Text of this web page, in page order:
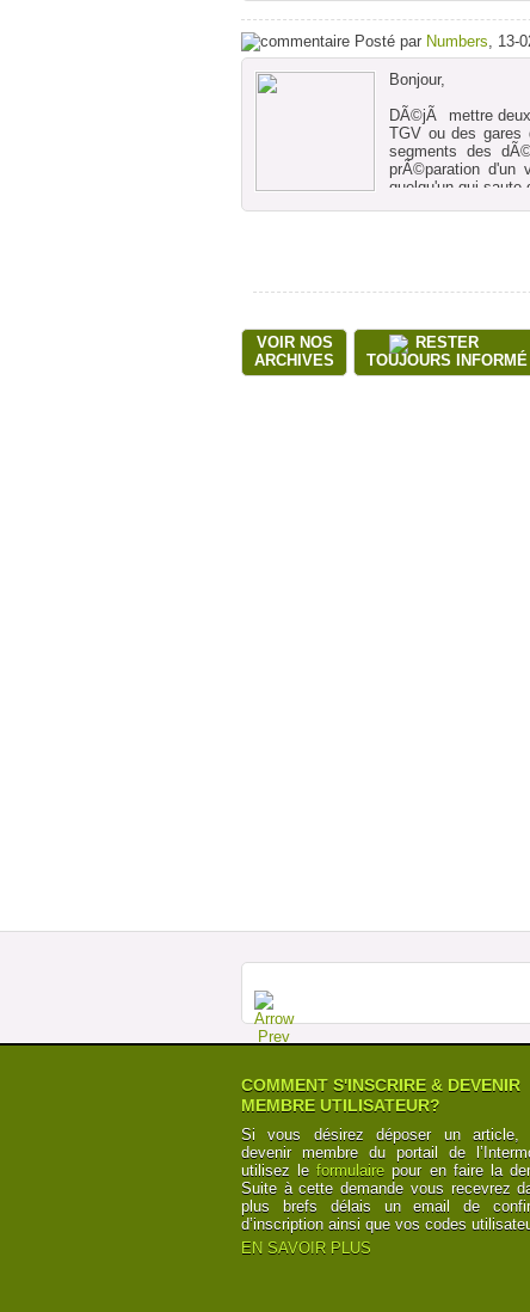
Posté par Numbers, 13-
Bonjour,
DÃ©jÃ mettre
TGV ou des gares
segments des
prÃ©paration d'un
quelqu'un qui saute
VOIR NOS
ARCHIVES
RESTER
TOUJOURS INFORMÉ
COMMENT S'INSCRIRE & DEVENIR
MEMBRE UTILISATEUR?
Si vous désirez déposer un
devenir membre du portail de
utilisez leformulaire pour en faire la
Suite à cette demande vous recevrez
plus brefs délais un email de
d’inscription ainsi que vos codes
EN SAVOIR PLUS